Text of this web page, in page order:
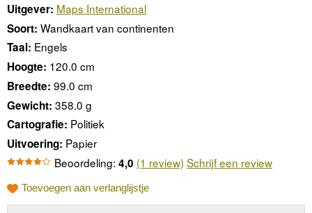
Uitgever: Maps International
Soort: Wandkaart van continenten
Taal: Engels
Hoogte: 120.0 cm
Breedte: 99.0 cm
Gewicht: 358.0 g
Cartografie: Politiek
Uitvoering: Papier
Beoordeling: 4,0 (1 review) Schrijf een review
Toevoegen aan verlanglijstje